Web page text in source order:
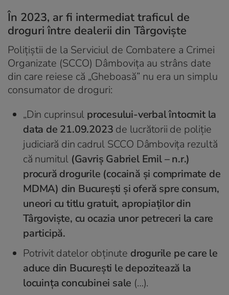
În 2023, ar fi intermediat traficul de
droguri între dealerii din Târgoviște
Polițiștii de la Serviciul de Combatere a Crimei
Organizate (SCCO) Dâmbovița au strâns date
din care reiese că „Gheboasă” nu era un simplu
consumator de droguri:
„Din cuprinsul procesului-verbal întocmit la
data de 21.09.2023 de lucrătorii de poliție
judiciară din cadrul SCCO Dâmbovița rezultă
că numitul (Gavriș Gabriel Emil – n.r.)
procură drogurile (cocaină şi comprimate de
MDMA) din Bucureşti şi oferă spre consum,
uneori cu titlu gratuit, apropiaţilor din
Târgovişte, cu ocazia unor petreceri la care
participă.
Potrivit datelor obţinute drogurile pe care le
aduce din Bucureşti le depozitează la
locuinţa concubinei sale (…).